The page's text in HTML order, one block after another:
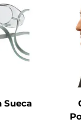
Sueca